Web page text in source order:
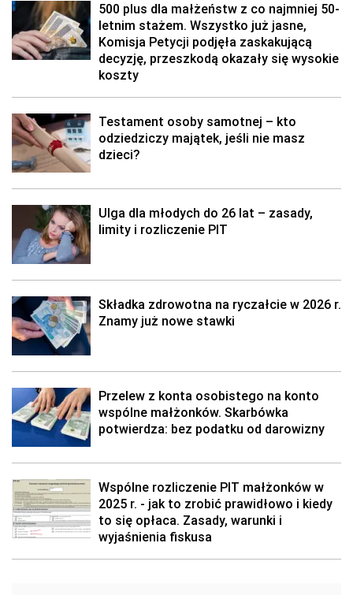
500 plus dla małżeństw z co najmniej 50-
letnim stażem. Wszystko już jasne,
Komisja Petycji podjęła zaskakującą
decyzję, przeszkodą okazały się wysokie
koszty
Testament osoby samotnej – kto
odziedziczy majątek, jeśli nie masz
dzieci?
Ulga dla młodych do 26 lat – zasady,
limity i rozliczenie PIT
Składka zdrowotna na ryczałcie w 2026 r.
Znamy już nowe stawki
Przelew z konta osobistego na konto
wspólne małżonków. Skarbówka
potwierdza: bez podatku od darowizny
Wspólne rozliczenie PIT małżonków w
2025 r. - jak to zrobić prawidłowo i kiedy
to się opłaca. Zasady, warunki i
wyjaśnienia fiskusa